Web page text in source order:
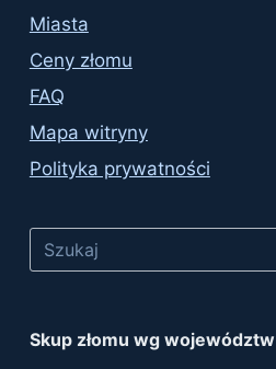
Miasta
Ceny złomu
FAQ
Mapa witryny
Polityka prywatności
Skup złomu wg województw